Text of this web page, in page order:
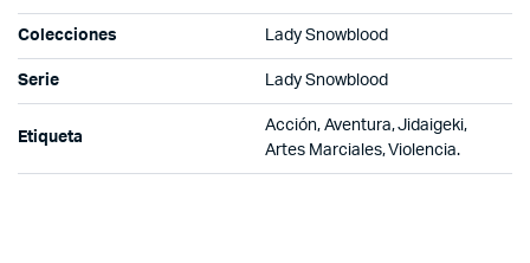
Colecciones Lady Snowblood
Serie Lady Snowblood
Etiqueta
Acción, Aventura, Jidaigeki,
Artes Marciales, Violencia.